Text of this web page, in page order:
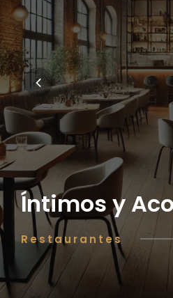
Íntimos y
Restaurantes